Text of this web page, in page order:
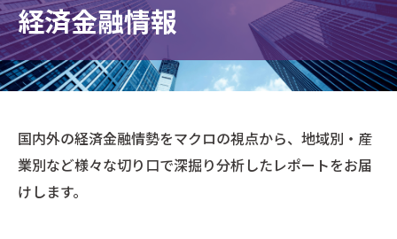
経済金融情報
国内外の経済金融情勢をマクロの視点から、地域別・産
業別など様々な切り口で深掘り分析したレポートをお届
けします。